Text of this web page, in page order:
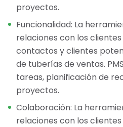
proyectos.
Funcionalidad: La
relaciones con los
contactos y clientes
de tuberías de ventas.
tareas, planificación de
proyectos.
Colaboración: La
relaciones con los